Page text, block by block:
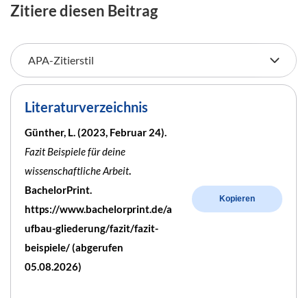
Zitiere diesen Beitrag
Literaturverzeichnis
Günther, L. (2023, Februar 24).
Fazit Beispiele für deine
wissenschaftliche Arbeit.
BachelorPrint.
https://www.bachelorprint.de/a
ufbau-gliederung/fazit/fazit-
beispiele/ (abgerufen
05.08.2026)
Kopieren